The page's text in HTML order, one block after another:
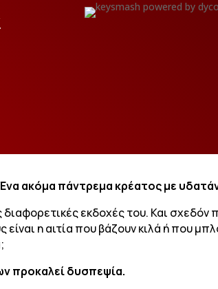
ακόμα πάντρεμα κρέατος με
εκδοχές του. Και σχεδόν
η αιτία που βάζουν κιλά ή που
προκαλεί δυσπεψία.